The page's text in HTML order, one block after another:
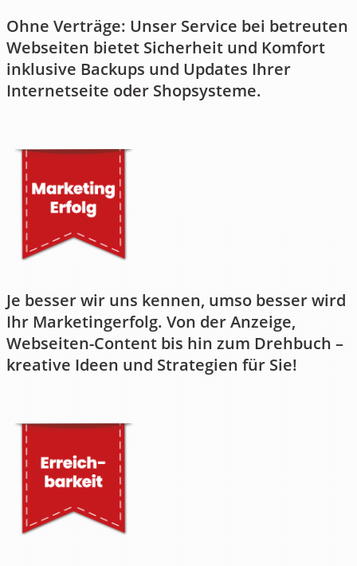
Ohne Verträge: Unser Service bei betreuten
Webseiten bietet Sicherheit und Komfort
inklusive Backups und Updates Ihrer
Internetseite oder Shopsysteme.
Je besser wir uns kennen, umso besser wird
Ihr Marketingerfolg. Von der Anzeige,
Webseiten-Content bis hin zum Drehbuch –
kreative Ideen und Strategien für Sie!